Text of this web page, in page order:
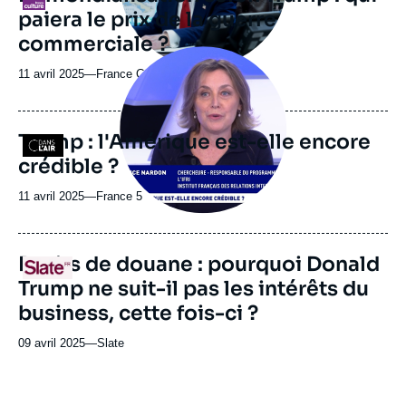
émission
paiera le prix de la guerre
commerciale ?
11 avril 2025—Nom
journal,
revue
ou
émission
France Culture
Logo
Image
principale
médiatique
Trump : l'Amérique est-elle encore
crédible ?
11 avril 2025—Nom
journal,
ou
émission
France 5
Logo
URL
de
Spotify
Droits de douane : pourquoi Donald
Trump ne suit-il pas les intérêts du
business, cette fois-ci ?
09 avril 2025—Nom
Slate